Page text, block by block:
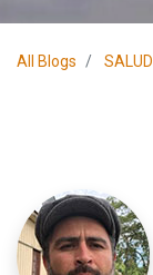
All Blogs SALUD